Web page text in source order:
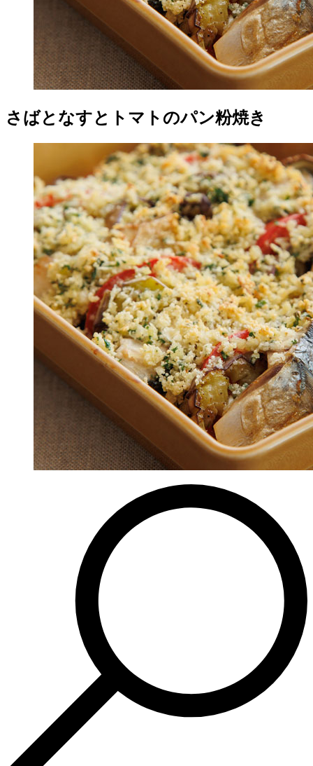
さばとなすとトマトのパン粉焼き